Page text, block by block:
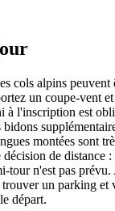
cols alpins
un coupe-vent
à l'inscription est
montées sont
de distance
tour n'est pas
un parking et
départ.